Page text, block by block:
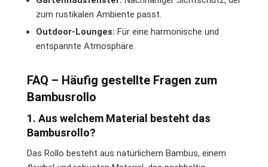
zum rustikalen Ambiente passt.
Outdoor-Lounges: Für eine harmonische und
entspannte Atmosphäre.
FAQ – Häufig gestellte Fragen zum
Bambusrollo
1. Aus welchem Material besteht das
Bambusrollo?
Das Rollo besteht aus natürlichem Bambus, einem